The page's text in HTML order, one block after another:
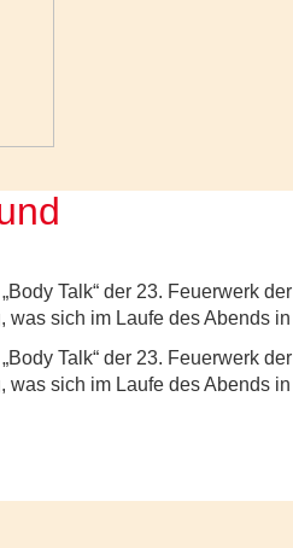
Talk“ der 23. Feuerwerk
sich im Laufe des Abends
Talk“ der 23. Feuerwerk
sich im Laufe des Abends